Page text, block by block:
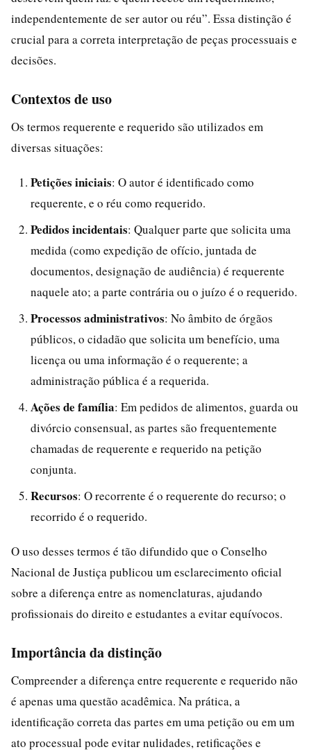
independentemente de ser autor ou réu”. Essa distinção é
crucial para a correta interpretação de peças processuais e
decisões.
Contextos de uso
Os termos requerente e requerido são utilizados em
diversas situações:
Petições iniciais: O autor é identificado como
requerente, e o réu como requerido.
Pedidos incidentais: Qualquer parte que solicita uma
medida (como expedição de ofício, juntada de
documentos, designação de audiência) é requerente
naquele ato; a parte contrária ou o juízo é o requerido.
Processos administrativos: No âmbito de órgãos
públicos, o cidadão que solicita um benefício, uma
licença ou uma informação é o requerente; a
administração pública é a requerida.
Ações de família: Em pedidos de alimentos, guarda ou
divórcio consensual, as partes são frequentemente
chamadas de requerente e requerido na petição
conjunta.
Recursos: O recorrente é o requerente do recurso; o
recorrido é o requerido.
O uso desses termos é tão difundido que o Conselho
Nacional de Justiça publicou um esclarecimento oficial
sobre a diferença entre as nomenclaturas, ajudando
profissionais do direito e estudantes a evitar equívocos.
Importância da distinção
Compreender a diferença entre requerente e requerido não
é apenas uma questão acadêmica. Na prática, a
identificação correta das partes em uma petição ou em um
ato processual pode evitar nulidades, retificações e